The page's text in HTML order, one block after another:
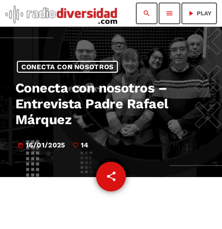
search menu play_arrow PLAY
CONECTA CON NOSOTROS
Conecta con nosotros –
Entrevista Padre Rafael
Márquez
today 16/01/2025 14
share
14
email